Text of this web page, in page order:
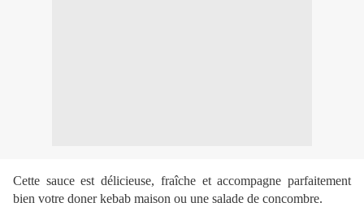
Cette sauce est délicieuse, fraîche et accompagne parfaitement
bien votre doner kebab maison ou une salade de concombre.